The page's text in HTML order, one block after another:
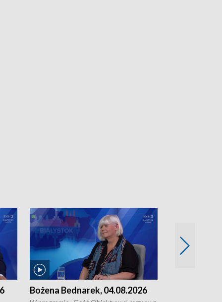
Bożena Bednarek, 04.08.2026